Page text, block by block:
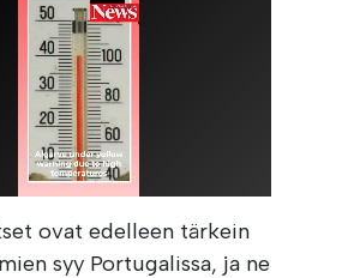
ovat edelleen tärkein
syy Portugalissa, ja ne